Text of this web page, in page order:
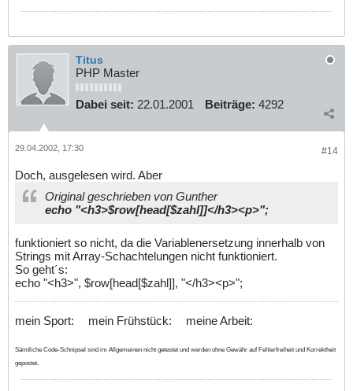
Titus
PHP Master
Dabei seit: 22.01.2001 Beiträge: 4292
#14
29.04.2002, 17:30
Doch, ausgelesen wird. Aber
Original geschrieben von Gunther
echo "<h3>$row[head[$zahl]]</h3><p>";
funktioniert so nicht, da die Variablenersetzung innerhalb von
Strings mit Array-Schachtelungen nicht funktioniert.
So geht´s:
echo "<h3>", $row[head[$zahl]], "</h3><p>";
mein Sport: mein Frühstück: meine Arbeit:
Sämtliche Code-Schnipsel sind im Allgemeinen nicht getestet und werden ohne Gewähr auf Fehlerfreiheit und Korrektheit
gepostet.